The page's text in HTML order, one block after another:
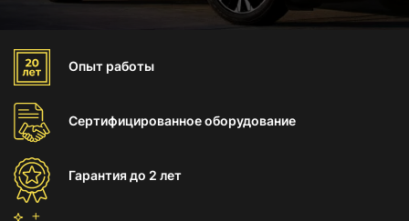
Опыт работы
Сертифицированноеоборудование
Гарантиядо 2 лет